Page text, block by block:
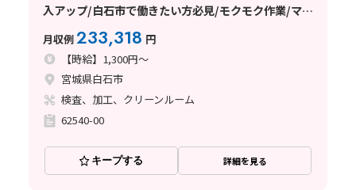
入アップ/白石市で働きたい方必見/モクモク作業/マイ
カー通勤OK/重量物一切なし
月収例233,318 円
【時給】1,300円～
宮城県白石市
検査、加工、クリーンルーム
62540-00
キープする 詳細を見る